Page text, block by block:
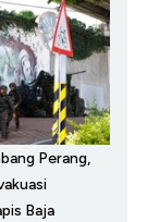
Perang,
Baja